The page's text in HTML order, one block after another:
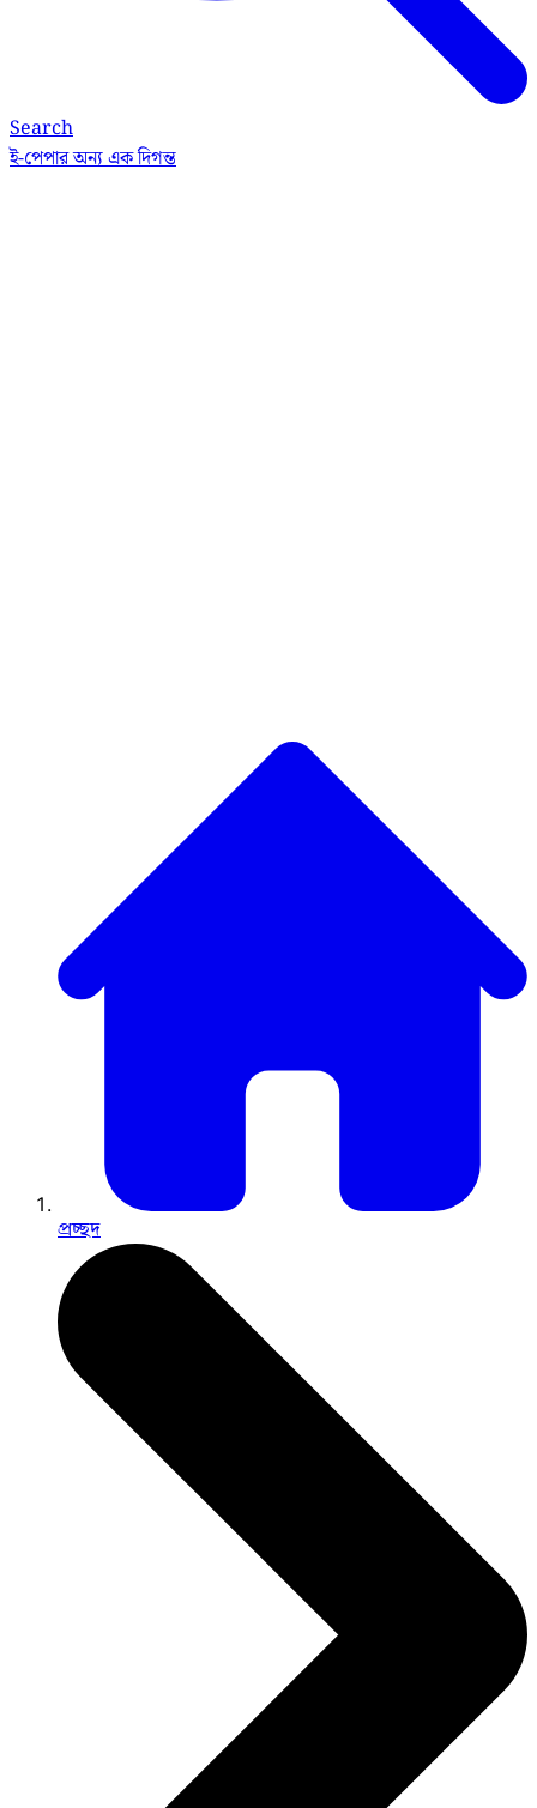
Search
ই-পেপারঅন্য এক দিগন্ত
প্রচ্ছদ